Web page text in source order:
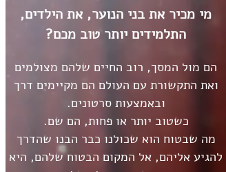
מי מכיר את בני הנוער, את הילדים,
התלמידים יותר טוב מכם?
הם מול המסך, רוב החיים שלהם מצולמים
ואת התקשורת עם העולם הם מקיימים דרך
ובאמצעות סרטונים.
כשטוב יותר או פחות, הם שם.
מה שבטוח הוא שכולנו כבר הבנו שהדרך
להגיע אליהם, אל המקום הבטוח שלהם, היא